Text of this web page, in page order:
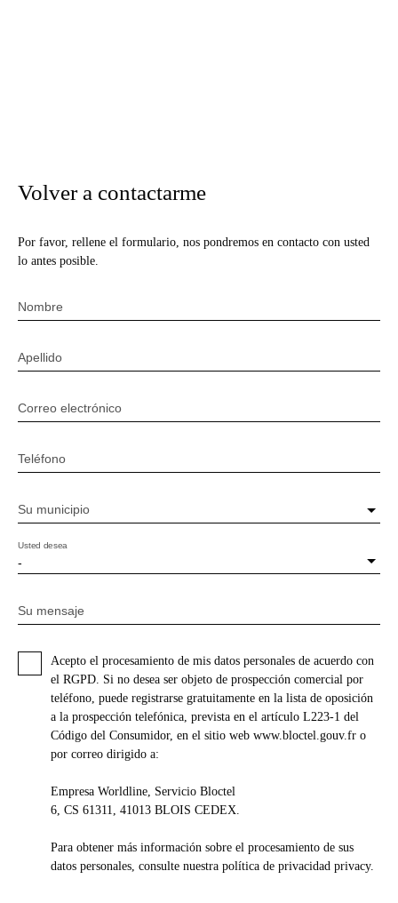
Volver a contactarme
Por favor, rellene el formulario, nos pondremos en contacto con usted
lo antes posible.
Nombre
Apellido
Correo electrónico
Teléfono
Su municipio
-
Usted desea
Su mensaje
Acepto el procesamiento de mis datos personales de acuerdo con
el RGPD. Si no desea ser objeto de prospección comercial por
teléfono, puede registrarse gratuitamente en la lista de oposición
a la prospección telefónica, prevista en el artículo L223-1 del
Código del Consumidor, en el sitio web www.bloctel.gouv.fr o
por correo dirigido a:
Empresa Worldline, Servicio Bloctel
6, CS 61311, 41013 BLOIS CEDEX.
Para obtener más información sobre el procesamiento de sus
datos personales, consulte nuestra política de privacidad privacy.